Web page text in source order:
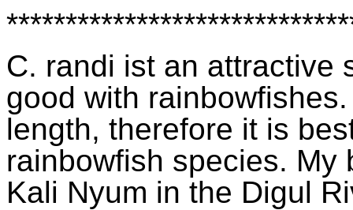
C. randi ist an attractive
good with
length, therefore it is
rainbowfish species. My
Kali Nyum in the Digul